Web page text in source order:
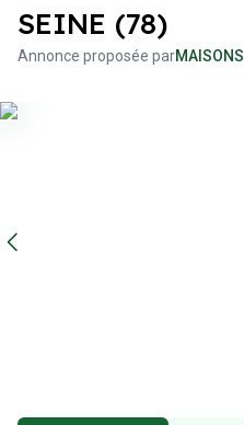
SEINE (78)
Annonce proposée par